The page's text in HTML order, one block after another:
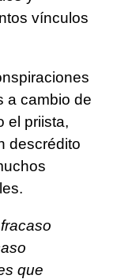
vínculos
a cambio de
el priista,
descrédito
que